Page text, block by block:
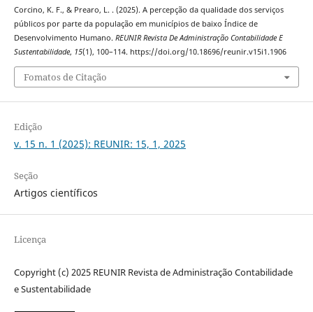
Corcino, K. F., & Prearo, L. . (2025). A percepção da qualidade dos serviços
públicos por parte da população em municípios de baixo Índice de
Desenvolvimento Humano. REUNIR Revista De Administração Contabilidade E
Sustentabilidade, 15(1), 100–114. https://doi.org/10.18696/reunir.v15i1.1906
Fomatos de Citação
Edição
v. 15 n. 1 (2025): REUNIR: 15, 1, 2025
Seção
Artigos científicos
Licença
Copyright (c) 2025 REUNIR Revista de Administração Contabilidade
e Sustentabilidade